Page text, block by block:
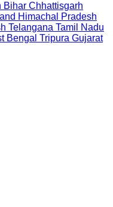
Bihar Chhattisgarh
Himachal Pradesh
Telangana Tamil Nadu
Bengal Tripura Gujarat